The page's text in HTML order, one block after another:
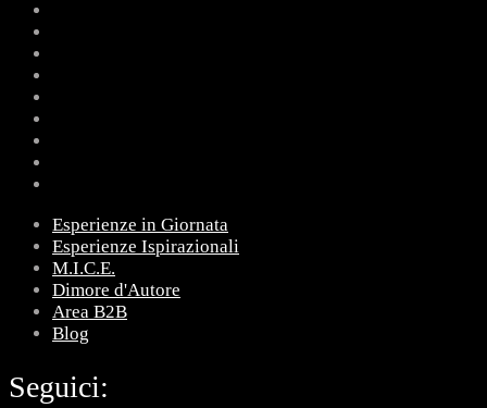
Esperienze in Giornata
Esperienze Ispirazionali
M.I.C.E.
Dimore d'Autore
Area B2B
Blog
Seguici: